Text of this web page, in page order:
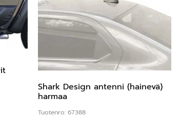
Shark Design antenni (hainevä)
harmaa
Tuotenro: 67388